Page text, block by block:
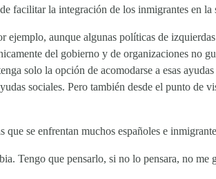
facilitar la integración de los inmigrantes en la
aunque algunas políticas de
del gobierno y de organizaciones no
solo la opción de acomodarse a esas
sociales. Pero también desde el punto
se enfrentan muchos españoles e
Tengo que pensarlo, si no lo pensara, no